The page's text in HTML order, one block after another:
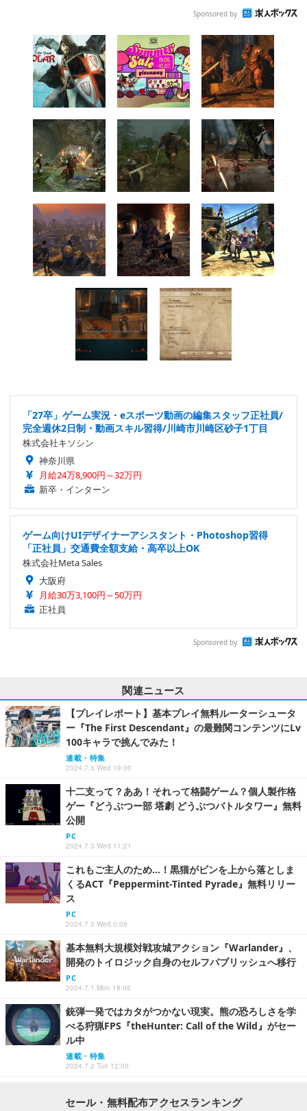
Sponsored by
「27卒」ゲーム実況・eスポーツ動画の編集スタッフ正社員/
完全週休2日制・動画スキル習得/川崎市川崎区砂子1丁目
株式会社キソシン
神奈川県
月給24万8,900円～32万円
新卒・インターン
ゲーム向けUIデザイナーアシスタント・Photoshop習得
「正社員」交通費全額支給・高卒以上OK
株式会社Meta Sales
大阪府
月給30万3,100円～50万円
正社員
Sponsored by
関連ニュース
【プレイレポート】基本プレイ無料ルーターシュータ
ー『The First Descendant』の最難関コンテンツにLv
100キャラで挑んでみた！
連載・特集
2024.7.3 Wed 19:00
十二支って？ああ！それって格闘ゲーム？個人製作格
ゲー『どうぶつー部 塔劇 どうぶつバトルタワー』無料
公開
PC
2024.7.3 Wed 11:21
これもご主人のため…！黒猫がビンを上から落としま
くるACT『Peppermint-Tinted Pyrade』無料リリー
ス
PC
2024.7.3 Wed 0:09
基本無料大規模対戦攻城アクション『Warlander』、
開発のトイロジック自身のセルフパブリッシュへ移行
PC
2024.7.1 Mon 18:05
銃弾一発ではカタがつかない現実。熊の恐ろしさを学
べる狩猟FPS『theHunter: Call of the Wild』がセー
ル中
連載・特集
2024.7.2 Tue 12:00
セール・無料配布アクセスランキング